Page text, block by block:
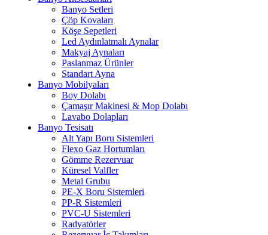
Banyo Setleri
Çöp Kovaları
Köşe Sepetleri
Led Aydınlatmalı Aynalar
Makyaj Aynaları
Paslanmaz Ürünler
Standart Ayna
Banyo Mobilyaları
Boy Dolabı
Çamaşır Makinesi & Mop Dolabı
Lavabo Dolapları
Banyo Tesisatı
Alt Yapı Boru Sistemleri
Flexo Gaz Hortumları
Gömme Rezervuar
Küresel Valfler
Metal Grubu
PE-X Boru Sistemleri
PP-R Sistemleri
PVC-U Sistemleri
Radyatörler